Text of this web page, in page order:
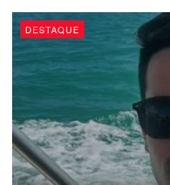
DESTAQUE